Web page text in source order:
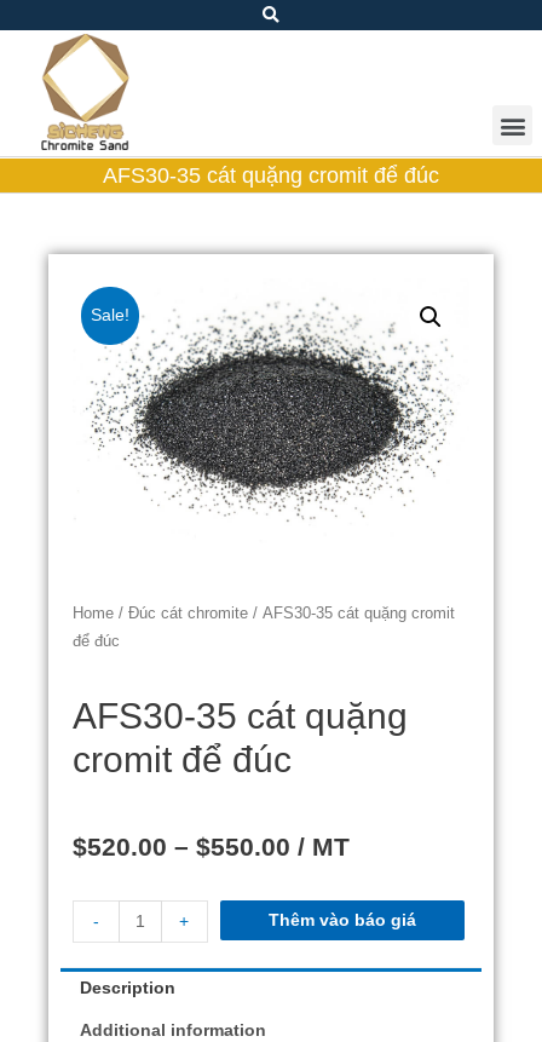
AFS30-35 cát quặng cromit để đúc
Sale!
Home / Đúc cát chromite / AFS30-35 cát quặng cromit
để đúc
AFS30-35 cát quặng
cromit để đúc
$520.00 – $550.00 / MT
- + Thêm vào báo giá
Description
Additional information